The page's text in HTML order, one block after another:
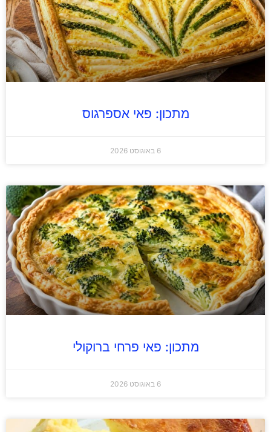
מתכון: פאי אספרגוס
6 באוגוסט 2026
מתכון: פאי פרחי ברוקולי
6 באוגוסט 2026